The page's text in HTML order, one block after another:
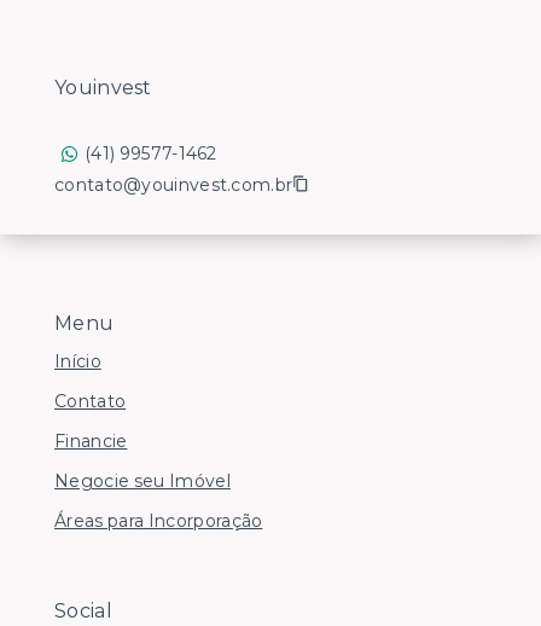
Menu
Início
Contato
Financie
Negocie seu Imóvel
Áreas para Incorporação
Social
Youinvest
(41) 99577-1462
contato@youinvest.com.br